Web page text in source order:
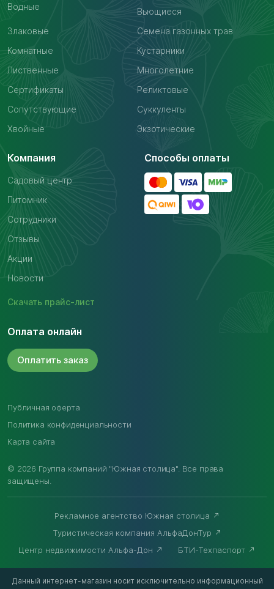
Водные
Вьющиеся
Злаковые
Семена газонных трав
Комнатные
Кустарники
Лиственные
Многолетние
Сертификаты
Реликтовые
Сопутствующие
Суккуленты
Хвойные
Экзотические
Компания
Садовый центр
Питомник
Сотрудники
Отзывы
Акции
Новости
Скачать прайс-лист
Способы оплаты
Оплата онлайн
Оплатить заказ
© 2026 Группа компаний "Южная столица". Все права
защищены.
Публичная оферта
Политика конфиденциальности
Карта сайта
Рекламное агентство Южная столица
Туристическая компания АльфаДонТур
Центр недвижимости Альфа-Дон
БТИ-Техпаспорт
Данный интернет-магазин носит исключительно информационный